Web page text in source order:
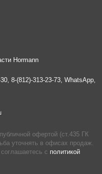
Hormann
8-(812)-313-23-73, WhatsApp,
офертой (ст.435 ГК
уточнять в офисах продаж.
с политикой